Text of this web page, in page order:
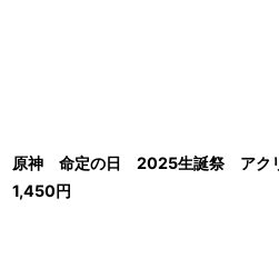
原神 命定の日 2025生誕祭 アク
1,450円